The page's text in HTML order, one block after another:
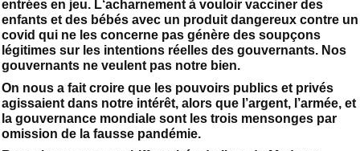
entrées en jeu. L‘acharnement à vouloir vacciner des
enfants et des bébés avec un produit dangereux contre un
covid qui ne les concerne pas génère des soupçons
légitimes sur les intentions réelles des gouvernants. Nos
gouvernants ne veulent pas notre bien.
On nous a fait croire que les pouvoirs publics et privés
agissaient dans notre intérêt, alors que l’argent, l’armée, et
la gouvernance mondiale sont les trois mensonges par
omission de la fausse pandémie.